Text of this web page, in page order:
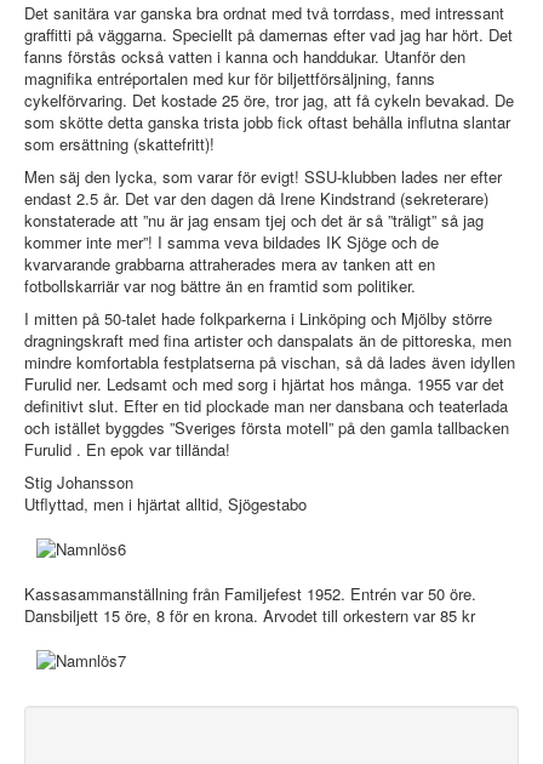
Det sanitära var ganska bra ordnat med två torrdass, med intressant
graffitti på väggarna. Speciellt på damernas efter vad jag har hört. Det
fanns förstås också vatten i kanna och handdukar. Utanför den
magnifika entréportalen med kur för biljettförsäljning, fanns
cykelförvaring. Det kostade 25 öre, tror jag, att få cykeln bevakad. De
som skötte detta ganska trista jobb fick oftast behålla influtna slantar
som ersättning (skattefritt)!
Men säj den lycka, som varar för evigt! SSU-klubben lades ner efter
endast 2.5 år. Det var den dagen då Irene Kindstrand (sekreterare)
konstaterade att ”nu är jag ensam tjej och det är så ”träligt” så jag
kommer inte mer”! I samma veva bildades IK Sjöge och de
kvarvarande grabbarna attraherades mera av tanken att en
fotbollskarriär var nog bättre än en framtid som politiker.
I mitten på 50-talet hade folkparkerna i Linköping och Mjölby större
dragningskraft med fina artister och danspalats än de pittoreska, men
mindre komfortabla festplatserna på vischan, så då lades även idyllen
Furulid ner. Ledsamt och med sorg i hjärtat hos många. 1955 var det
definitivt slut. Efter en tid plockade man ner dansbana och teaterlada
och istället byggdes ”Sveriges första motell” på den gamla tallbacken
Furulid . En epok var tillända!
Stig Johansson
Utflyttad, men i hjärtat alltid, Sjögestabo
Kassasammanställning från Familjefest 1952. Entrén var 50 öre.
Dansbiljett 15 öre, 8 för en krona. Arvodet till orkestern var 85 kr